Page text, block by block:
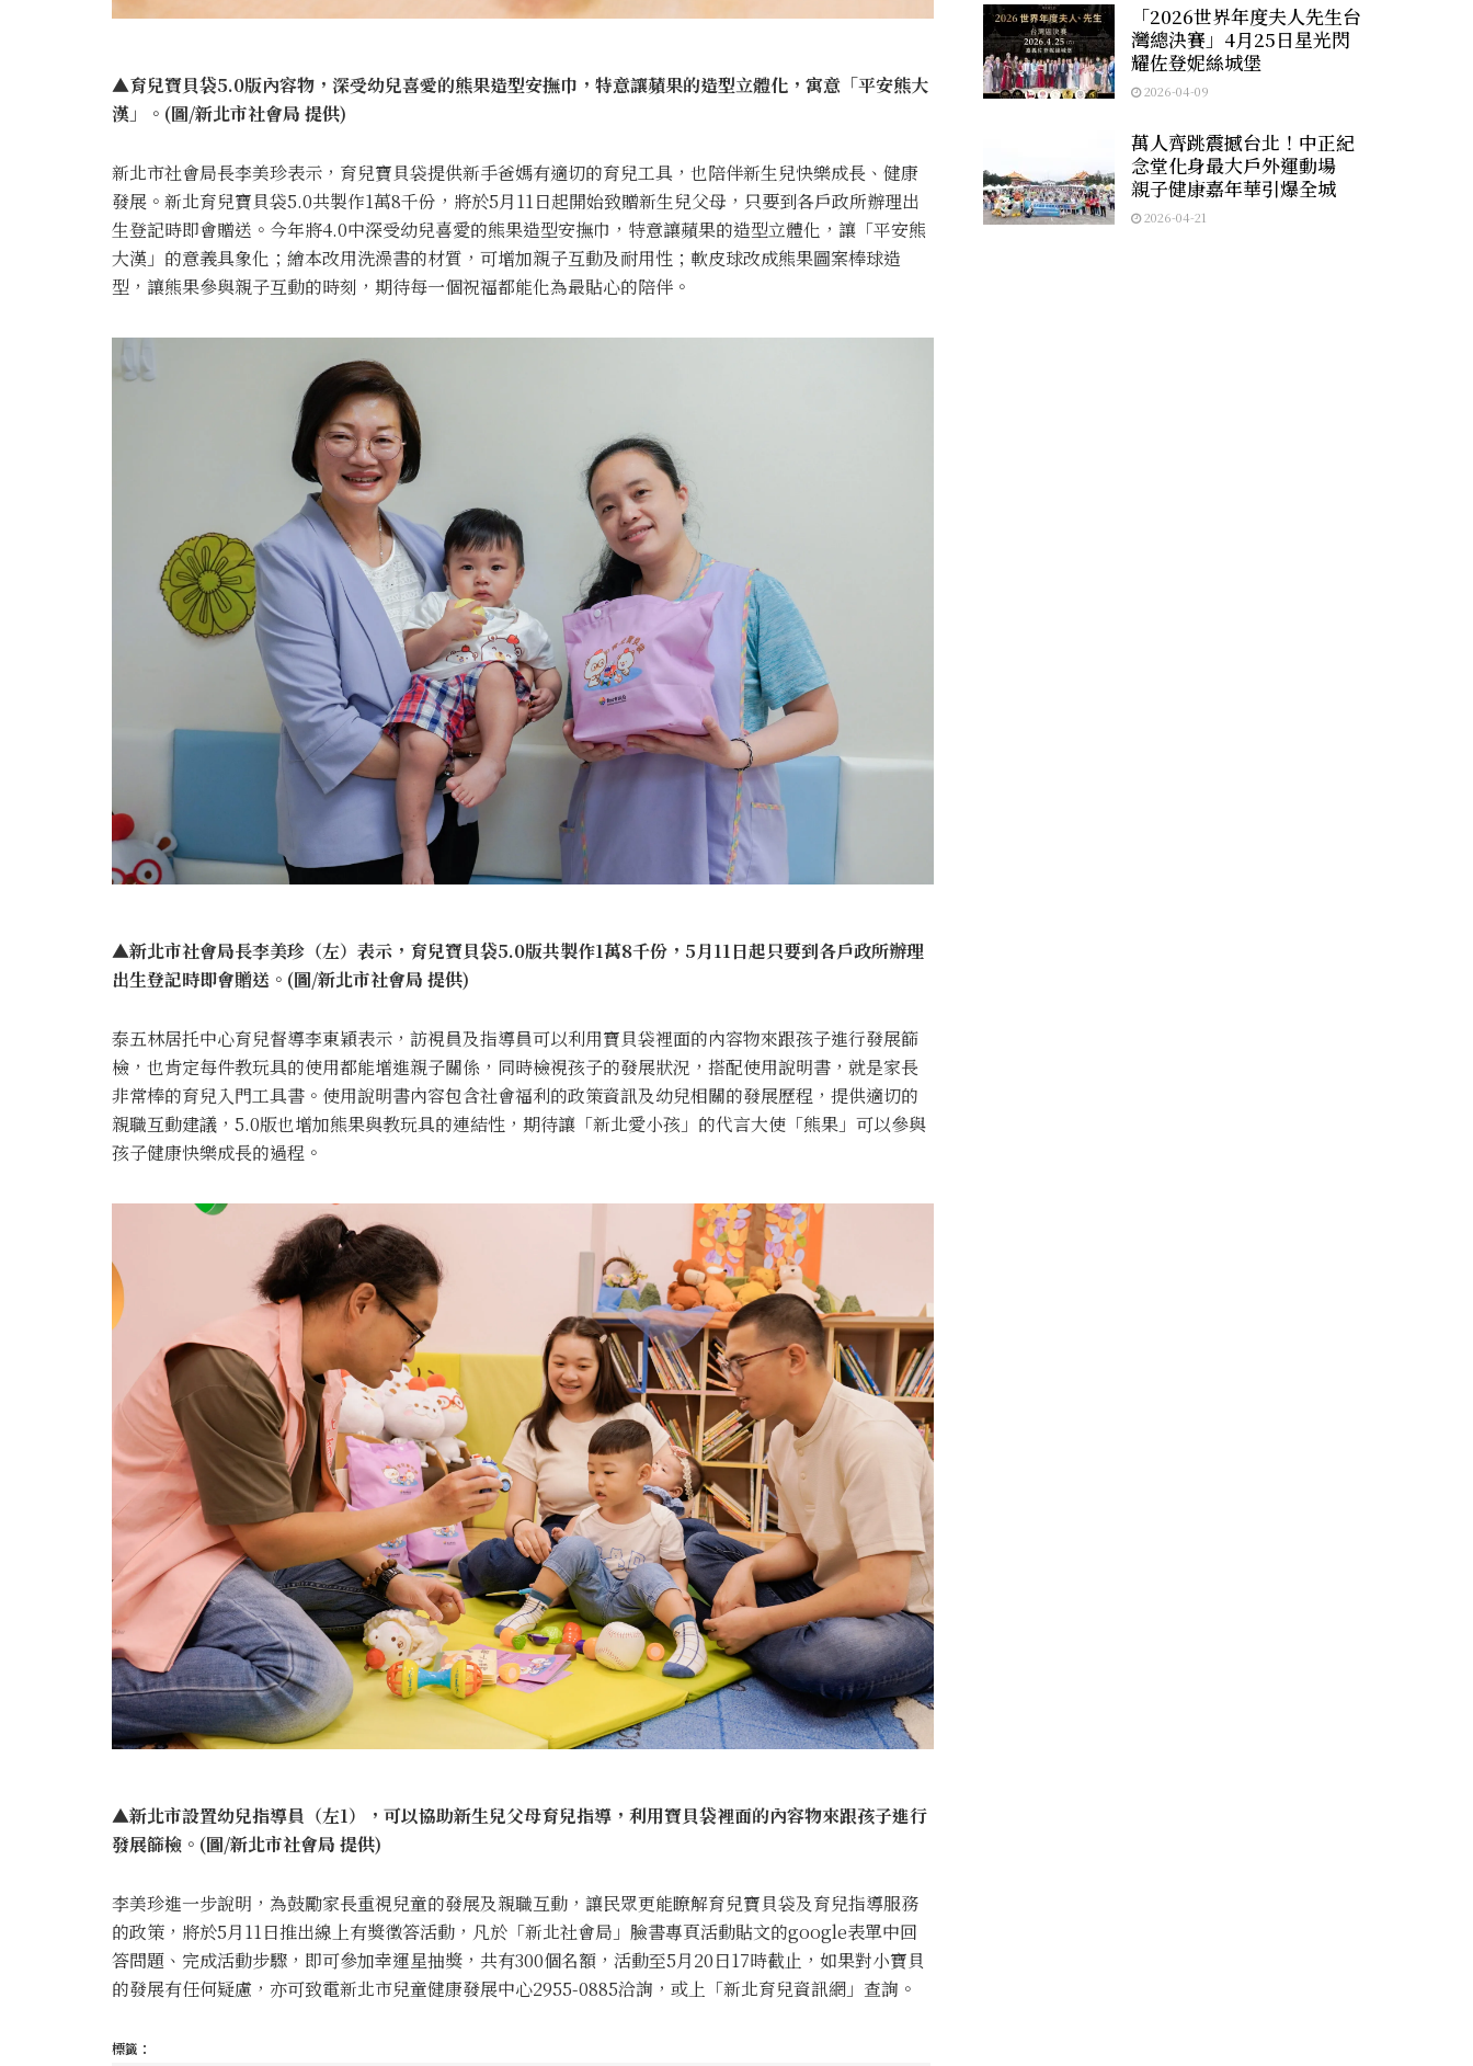
▲育兒寶貝袋5.0版內容物，深受幼兒喜愛的熊果造型安撫巾，特意讓蘋果的造型立體化，寓意「平安熊大
漢」。(圖/新北市社會局 提供)
新北市社會局長李美珍表示，育兒寶貝袋提供新手爸媽有適切的育兒工具，也陪伴新生兒快樂成長、健康
發展。新北育兒寶貝袋5.0共製作1萬8千份，將於5月11日起開始致贈新生兒父母，只要到各戶政所辦理出
生登記時即會贈送。今年將4.0中深受幼兒喜愛的熊果造型安撫巾，特意讓蘋果的造型立體化，讓「平安熊
大漢」的意義具象化；繪本改用洗澡書的材質，可增加親子互動及耐用性；軟皮球改成熊果圖案棒球造
型，讓熊果參與親子互動的時刻，期待每一個祝福都能化為最貼心的陪伴。
▲新北市社會局長李美珍（左）表示，育兒寶貝袋5.0版共製作1萬8千份，5月11日起只要到各戶政所辦理
出生登記時即會贈送。(圖/新北市社會局 提供)
泰五林居托中心育兒督導李東穎表示，訪視員及指導員可以利用寶貝袋裡面的內容物來跟孩子進行發展篩
檢，也肯定每件教玩具的使用都能增進親子關係，同時檢視孩子的發展狀況，搭配使用說明書，就是家長
非常棒的育兒入門工具書。使用說明書內容包含社會福利的政策資訊及幼兒相關的發展歷程，提供適切的
親職互動建議，5.0版也增加熊果與教玩具的連結性，期待讓「新北愛小孩」的代言大使「熊果」可以參與
孩子健康快樂成長的過程。
▲新北市設置幼兒指導員（左1），可以協助新生兒父母育兒指導，利用寶貝袋裡面的內容物來跟孩子進行
發展篩檢。(圖/新北市社會局 提供)
李美珍進一步說明，為鼓勵家長重視兒童的發展及親職互動，讓民眾更能瞭解育兒寶貝袋及育兒指導服務
的政策，將於5月11日推出線上有獎徵答活動，凡於「新北社會局」臉書專頁活動貼文的google表單中回
答問題、完成活動步驟，即可參加幸運星抽獎，共有300個名額，活動至5月20日17時截止，如果對小寶貝
的發展有任何疑慮，亦可致電新北市兒童健康發展中心2955-0885洽詢，或上「新北育兒資訊網」查詢。
標籤：
「2026世界年度夫人先生台
灣總決賽」4月25日星光閃
耀佐登妮絲城堡
2026-04-09
萬人齊跳震撼台北！中正紀
念堂化身最大戶外運動場
親子健康嘉年華引爆全城
2026-04-21